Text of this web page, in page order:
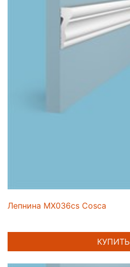
Лепнина MX036cs Cosca
КУПИТЬ